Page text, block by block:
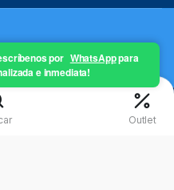
2024
por WhatsApppara
e inmediata!
Outlet